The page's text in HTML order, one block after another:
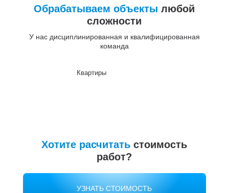
Обрабатываем объекты любой
сложности
У нас дисциплинированная и квалифицированная
команда
Квартиры
Хотите расчитать стоимость
работ?
УЗНАТЬ СТОИМОСТЬ